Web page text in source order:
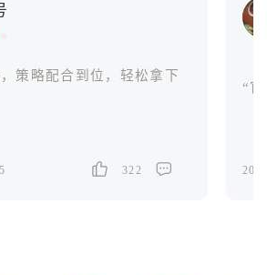
策略配合到位，轻松拿下
322